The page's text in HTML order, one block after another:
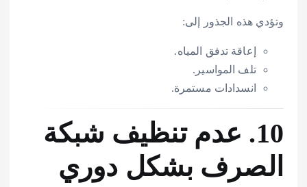
وتؤدي هذه الجذور إلى:
إعاقة تدفق المياه.
تلف المواسير.
انسدادات مستمرة.
10. عدم تنظيف شبكة
الصرف بشكل دوري